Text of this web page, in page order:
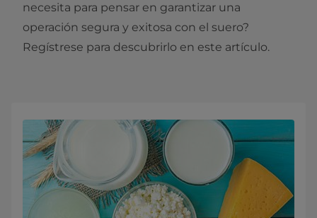
necesita para pensar en garantizar una
operación segura y exitosa con el suero?
Regístrese para descubrirlo en este artículo.